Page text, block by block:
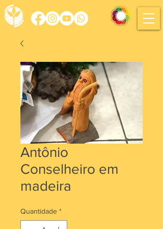
Antônio
Conselheiro em
madeira
Quantidade *